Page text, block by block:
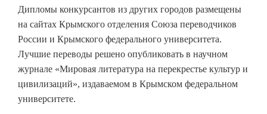
Дипломы конкурсантов из других городов размещены
на сайтах Крымского отделения Союза переводчиков
России и Крымского федерального университета.
Лучшие переводы решено опубликовать в научном
журнале «Мировая литература на перекрестье культур и
цивилизаций», издаваемом в Крымском федеральном
университете.